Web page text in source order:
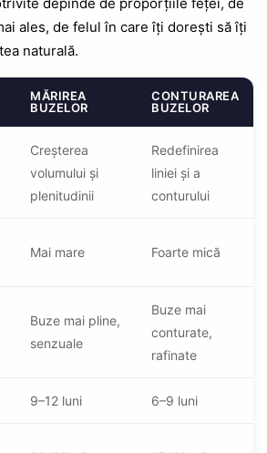
ales, de felul în care îți dorești să îți
naturală.
MĂRIREA
BUZELOR
CONTURAREA
BUZELOR
Creșterea
volumului și
plenitudinii
Redefinirea
liniei și a
conturului
Mai mare Foarte mică
Buze mai pline,
senzuale
Buze mai
conturate,
rafinate
9–12 luni 6–9 luni